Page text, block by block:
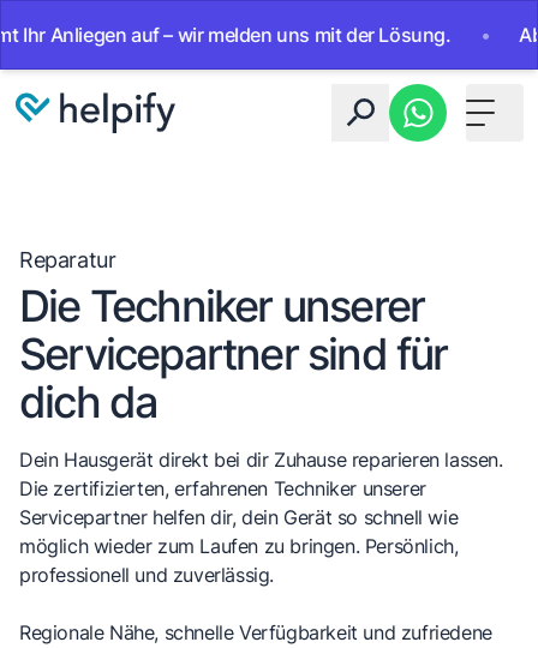
auf – wir melden uns mit der Lösung. • Ab
Toggle
Reparatur
Die Techniker unserer
Servicepartner sind für
dich da
Dein Hausgerät direkt bei dir Zuhause reparieren lassen.
Die zertifizierten, erfahrenen Techniker unserer
Servicepartner helfen dir, dein Gerät so schnell wie
möglich wieder zum Laufen zu bringen. Persönlich,
professionell und zuverlässig.
Regionale Nähe, schnelle Verfügbarkeit und zufriedene